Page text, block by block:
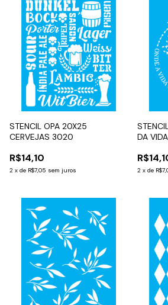
STENCIL OPA 20X25
CERVEJAS 3020
R$14,10
2 x de R$7,05 sem juros
DA
2 x de